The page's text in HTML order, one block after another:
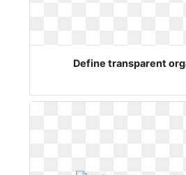
Define transparent